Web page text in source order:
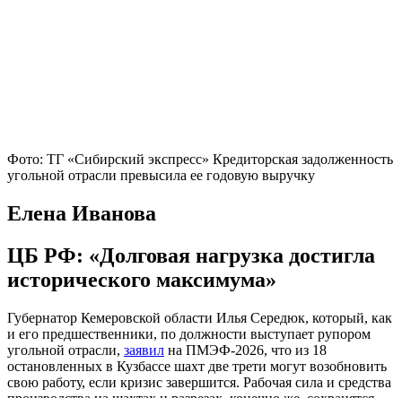
Фото: ТГ «Сибирский экспресс» Кредиторская задолженность
угольной отрасли превысила ее годовую выручку
Елена Иванова
ЦБ РФ: «Долговая нагрузка достигла
исторического максимума»
Губернатор Кемеровской области Илья Середюк, который, как
и его предшественники, по должности выступает рупором
угольной отрасли, заявил на ПМЭФ-2026, что из 18
остановленных в Кузбассе шахт две трети могут возобновить
свою работу, если кризис завершится. Рабочая сила и средства